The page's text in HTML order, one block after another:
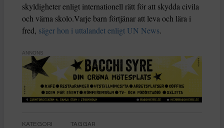
skyldigheter enligt internationell rätt för att skydda civila
och värna skolo.Varje barn förtjänar att leva och lära i
fred, säger hon i uttalandet enligt UN News.
ANNONS
KATEGORI TAGGAR